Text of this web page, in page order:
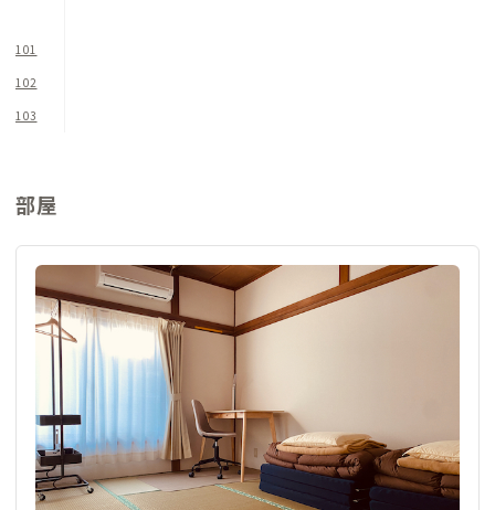
味わいましょう。
101
102
103
部屋